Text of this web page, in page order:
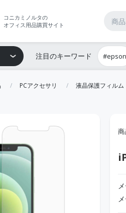
コニカミノルタの
オフィス用品購買サイト
注目のキーワード #epson
PCアクセサリ 液晶保護フィルム
商